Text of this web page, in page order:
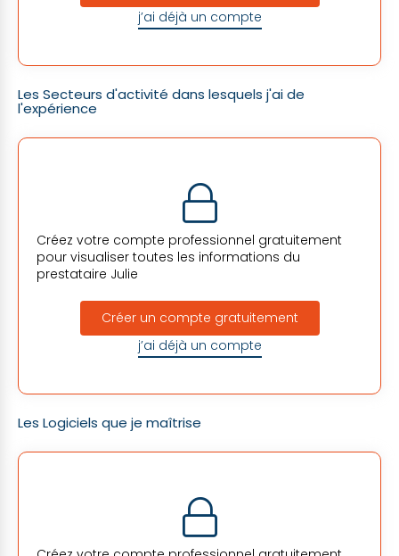
j’ai déjà un compte
Les Secteurs d'activité dans lesquels j'ai de
l'expérience
Créez votre compte professionnel gratuitement
pour visualiser toutes les informations du
prestataire Julie
Créer un compte gratuitement
j’ai déjà un compte
Les Logiciels que je maîtrise